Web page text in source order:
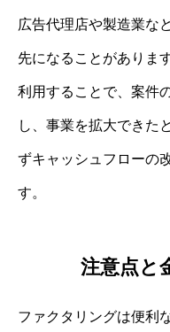
広告代理店や製造業な
先になることがありま
利用することで、案件
し、事業を拡大できた
ずキャッシュフローの
す。
注意点と
ファクタリングは便利